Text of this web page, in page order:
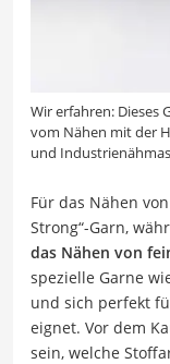
Wir erfahren: Dieses
vom Nähen mit der
und
Für das Nähen
Strong“-Garn,
das Nähen von
spezielle Garne
und sich perfekt
eignet. Vor dem
sein, welche